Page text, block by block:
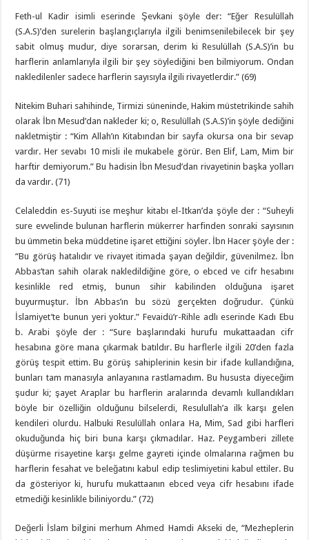
Feth-ul Kadir isimli eserinde Şevkani şöyle der: “Eğer Resulüllah
(S.A.S)’den surelerin başlangıçlarıyla ilgili benimsenilebilecek bir şey
sabit olmuş mudur, diye sorarsan, derim ki Resulüllah (S.A.S)’in bu
harflerin anlamlarıyla ilgili bir şey söylediğini ben bilmiyorum. Ondan
nakledilenler sadece harflerin sayısıyla ilgili rivayetlerdir.” (69)
Nitekim Buhari sahihinde, Tirmizi süneninde, Hakim müstetrikinde sahih
olarak İbn Mesud’dan nakleder ki; o, Resulüllah (S.A.S)’in şöyle dediğini
nakletmiştir : “Kim Allah’ın Kitabından bir sayfa okursa ona bir sevap
vardır. Her sevabı 10 misli ile mukabele görür. Ben Elif, Lam, Mim bir
harftir demiyorum.” Bu hadisin İbn Mesud’dan rivayetinin başka yolları
da vardır. (71)
Celaleddin es-Suyuti ise meşhur kitabı el-Itkan’da şöyle der : “Suheyli
sure evvelinde bulunan harflerin mükerrer harfinden sonraki sayısının
bu ümmetin beka müddetine işaret ettiğini söyler. İbn Hacer şöyle der :
“Bu görüş hatalıdır ve rivayet itimada şayan değildir, güvenilmez. İbn
Abbas’tan sahih olarak nakledildiğine göre, o ebced ve cifr hesabını
kesinlikle red etmiş, bunun sihir kabilinden olduğuna işaret
buyurmuştur. İbn Abbas’ın bu sözü gerçekten doğrudur. Çünkü
İslamiyet’te bunun yeri yoktur.” Fevaidü’r-Rihle adlı eserinde Kadı Ebu
b. Arabi şöyle der : “Sure başlarındaki hurufu mukattaadan cifr
hesabına göre mana çıkarmak batıldır. Bu harflerle ilgili 20’den fazla
görüş tespit ettim. Bu görüş sahiplerinin kesin bir ifade kullandığına,
bunları tam manasıyla anlayanına rastlamadım. Bu hususta diyeceğim
şudur ki; şayet Araplar bu harflerin aralarında devamlı kullandıkları
böyle bir özelliğin olduğunu bilselerdi, Resulullah’a ilk karşı gelen
kendileri olurdu. Halbuki Resulüllah onlara Ha, Mim, Sad gibi harfleri
okuduğunda hiç biri buna karşı çıkmadılar. Haz. Peygamberi zillete
düşürme risayetine karşı gelme gayreti içinde olmalarına rağmen bu
harflerin fesahat ve beleğatını kabul edip teslimiyetini kabul ettiler. Bu
da gösteriyor ki, hurufu mukattaanın ebced veya cifr hesabını ifade
etmediği kesinlikle biliniyordu.” (72)
Değerli İslam bilgini merhum Ahmed Hamdi Akseki de, “Mezheplerin